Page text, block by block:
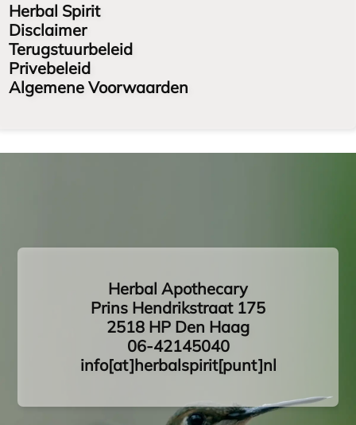
Herbal Spirit
Disclaimer
Terugstuurbeleid
Privebeleid
Algemene Voorwaarden
Herbal Apothecary
Prins Hendrikstraat 175
2518 HP Den Haag
06-42145040
info[at]herbalspirit[punt]nl